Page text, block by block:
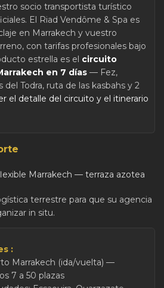
socio transportista turístico
El Riad Vendôme & Spa es
en Marrakech y vuestro
con tarifas profesionales bajo
estrella es el circuito
en 7 días — Fez,
Todra, ruta de las kasbahs y 2
el detalle del circuito y el itinerario
terrestre para que su agencia
in situ.
:
Marrakech (ida/vuelta) —
7 a 50 plazas